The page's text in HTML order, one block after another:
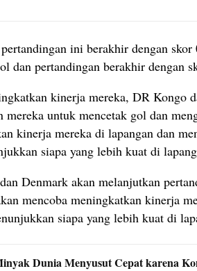
ini berakhir dengan
dan pertandingan berakhir dengan
kinerja mereka, DR Kongo
mereka untuk mencetak gol dan
kinerja mereka di lapangan dan
siapa yang lebih kuat di
Denmark akan melanjutkan
mencoba meningkatkan kinerja
siapa yang lebih kuat di
Dunia Menyusut Cepat karena